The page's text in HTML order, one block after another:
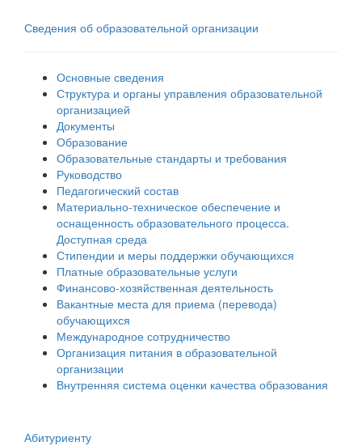
Сведения об образовательной организации
Основные сведения
Структура и органы управления образовательной
организацией
Документы
Образование
Образовательные стандарты и требования
Руководство
Педагогический состав
Материально-техническое обеспечение и
оснащенность образовательного процесса.
Доступная среда
Стипендии и меры поддержки обучающихся
Платные образовательные услуги
Финансово-хозяйственная деятельность
Вакантные места для приема (перевода)
обучающихся
Международное сотрудничество
Организация питания в образовательной
организации
Внутренняя система оценки качества образования
Абитуриенту